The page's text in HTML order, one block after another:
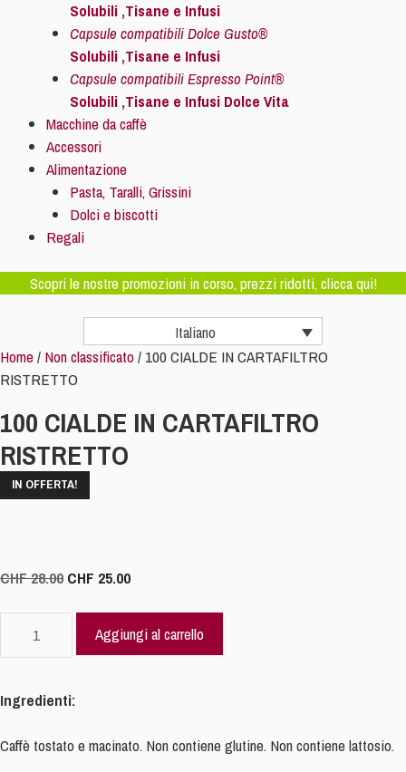
Solubili ,Tisane e Infusi
Capsule compatibili Dolce Gusto®
Solubili ,Tisane e Infusi
Capsule compatibili Espresso Point®
Solubili ,Tisane e Infusi Dolce Vita
Macchine da caffè
Accessori
Alimentazione
Pasta, Taralli, Grissini
Dolci e biscotti
Regali
Scopri le nostre promozioni in corso, prezzi ridotti, clicca qui!
Italiano
Home/ Non classificato/ 100 CIALDE IN CARTAFILTRO
RISTRETTO
100 CIALDE IN CARTAFILTRO
RISTRETTO
IN OFFERTA!
CHF28.00 Il
CHF 25.00Il
è:
CIALDE
CARTAFILTRO
RISTRETTO
quantità
Aggiungi al carrello
Ingredienti:
Caffè tostato e macinato. Non contiene glutine. Non contiene lattosio.